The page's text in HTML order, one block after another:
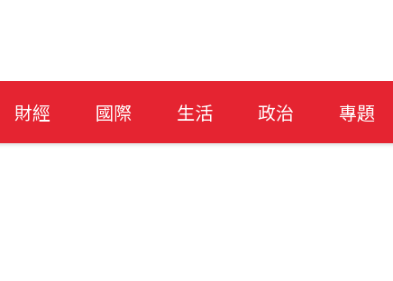
財經 國際 生活 政治 專題